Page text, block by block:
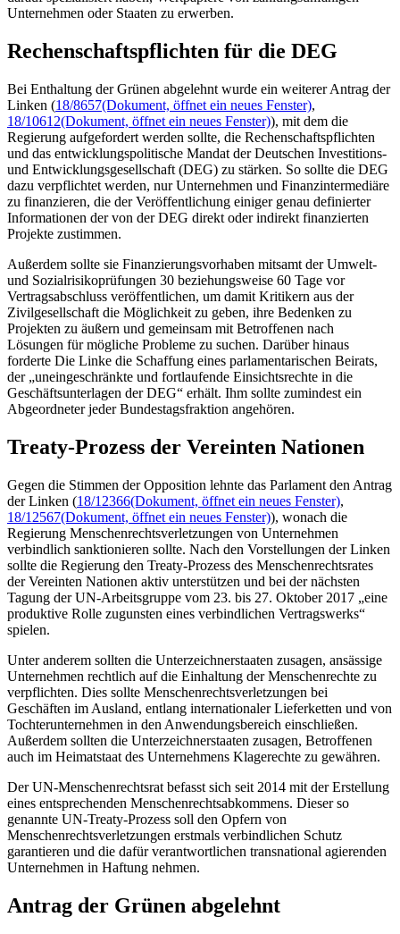
Unternehmen oder Staaten zu erwerben.
Rechenschaftspflichten für die DEG
Bei Enthaltung der Grünen abgelehnt wurde ein weiterer Antrag der
Linken (18/8657(Dokument, öffnet ein neues Fenster),
18/10612(Dokument, öffnet ein neues Fenster)), mit dem die
Regierung aufgefordert werden sollte, die Rechenschaftspflichten
und das entwicklungspolitische Mandat der Deutschen Investitions-
und Entwicklungsgesellschaft (DEG) zu stärken. So sollte die DEG
dazu verpflichtet werden, nur Unternehmen und Finanzintermediäre
zu finanzieren, die der Veröffentlichung einiger genau definierter
Informationen der von der DEG direkt oder indirekt finanzierten
Projekte zustimmen.
Außerdem sollte sie Finanzierungsvorhaben mitsamt der Umwelt-
und Sozialrisikoprüfungen 30 beziehungsweise 60 Tage vor
Vertragsabschluss veröffentlichen, um damit Kritikern aus der
Zivilgesellschaft die Möglichkeit zu geben, ihre Bedenken zu
Projekten zu äußern und gemeinsam mit Betroffenen nach
Lösungen für mögliche Probleme zu suchen. Darüber hinaus
forderte Die Linke die Schaffung eines parlamentarischen Beirats,
der „uneingeschränkte und fortlaufende Einsichtsrechte in die
Geschäftsunterlagen der DEG“ erhält. Ihm sollte zumindest ein
Abgeordneter jeder Bundestagsfraktion angehören.
Treaty-Prozess der Vereinten Nationen
Gegen die Stimmen der Opposition lehnte das Parlament den Antrag
der Linken (18/12366(Dokument, öffnet ein neues Fenster),
18/12567(Dokument, öffnet ein neues Fenster)), wonach die
Regierung Menschenrechtsverletzungen von Unternehmen
verbindlich sanktionieren sollte. Nach den Vorstellungen der Linken
sollte die Regierung den Treaty-Prozess des Menschenrechtsrates
der Vereinten Nationen aktiv unterstützen und bei der nächsten
Tagung der UN-Arbeitsgruppe vom 23. bis 27. Oktober 2017 „eine
produktive Rolle zugunsten eines verbindlichen Vertragswerks“
spielen.
Unter anderem sollten die Unterzeichnerstaaten zusagen, ansässige
Unternehmen rechtlich auf die Einhaltung der Menschenrechte zu
verpflichten. Dies sollte Menschenrechtsverletzungen bei
Geschäften im Ausland, entlang internationaler Lieferketten und von
Tochterunternehmen in den Anwendungsbereich einschließen.
Außerdem sollten die Unterzeichnerstaaten zusagen, Betroffenen
auch im Heimatstaat des Unternehmens Klagerechte zu gewähren.
Der UN-Menschenrechtsrat befasst sich seit 2014 mit der Erstellung
eines entsprechenden Menschenrechtsabkommens. Dieser so
genannte UN-Treaty-Prozess soll den Opfern von
Menschenrechtsverletzungen erstmals verbindlichen Schutz
garantieren und die dafür verantwortlichen transnational agierenden
Unternehmen in Haftung nehmen.
Antrag der Grünen abgelehnt